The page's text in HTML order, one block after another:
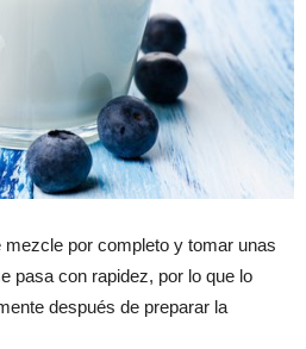
por completo y tomar unas
pasa con rapidez, por lo que lo
después de preparar la